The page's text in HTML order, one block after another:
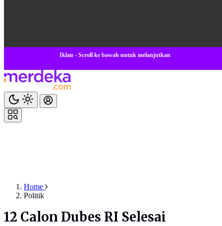
Iklan - Scroll ke bawah untuk melanjutkan
Home
Politik
12 Calon Dubes RI Selesai